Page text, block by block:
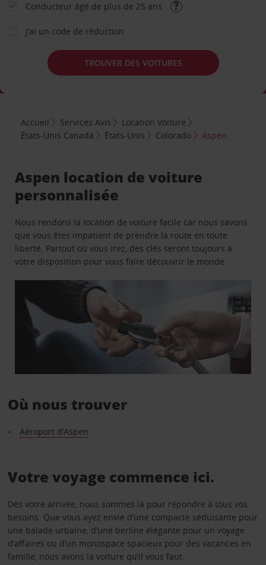
Conducteur âgé de plus de 25 ans
J’ai un code de réduction
TROUVER DES VOITURES
Accueil Services Avis
Location Voiture
États-Unis Canada
États-Unis Colorado Aspen
Aspen location de voiture
personnalisée
Nous rendons la location de voiture facile car nous savons
que vous êtes impatient de prendre la route en toute
liberté. Partout où vous irez, des clés seront toujours à
votre disposition pour vous faire découvrir le monde.
Où nous trouver
Aéroport d’Aspen
Votre voyage commence ici.
Dès votre arrivée, nous sommes là pour répondre à tous vos
besoins. Que vous ayez envie d’une compacte séduisante pour
une balade urbaine, d’une berline élégante pour un voyage
d’affaires ou d’un monospace spacieux pour des vacances en
famille, nous avons la voiture qu’il vous faut.